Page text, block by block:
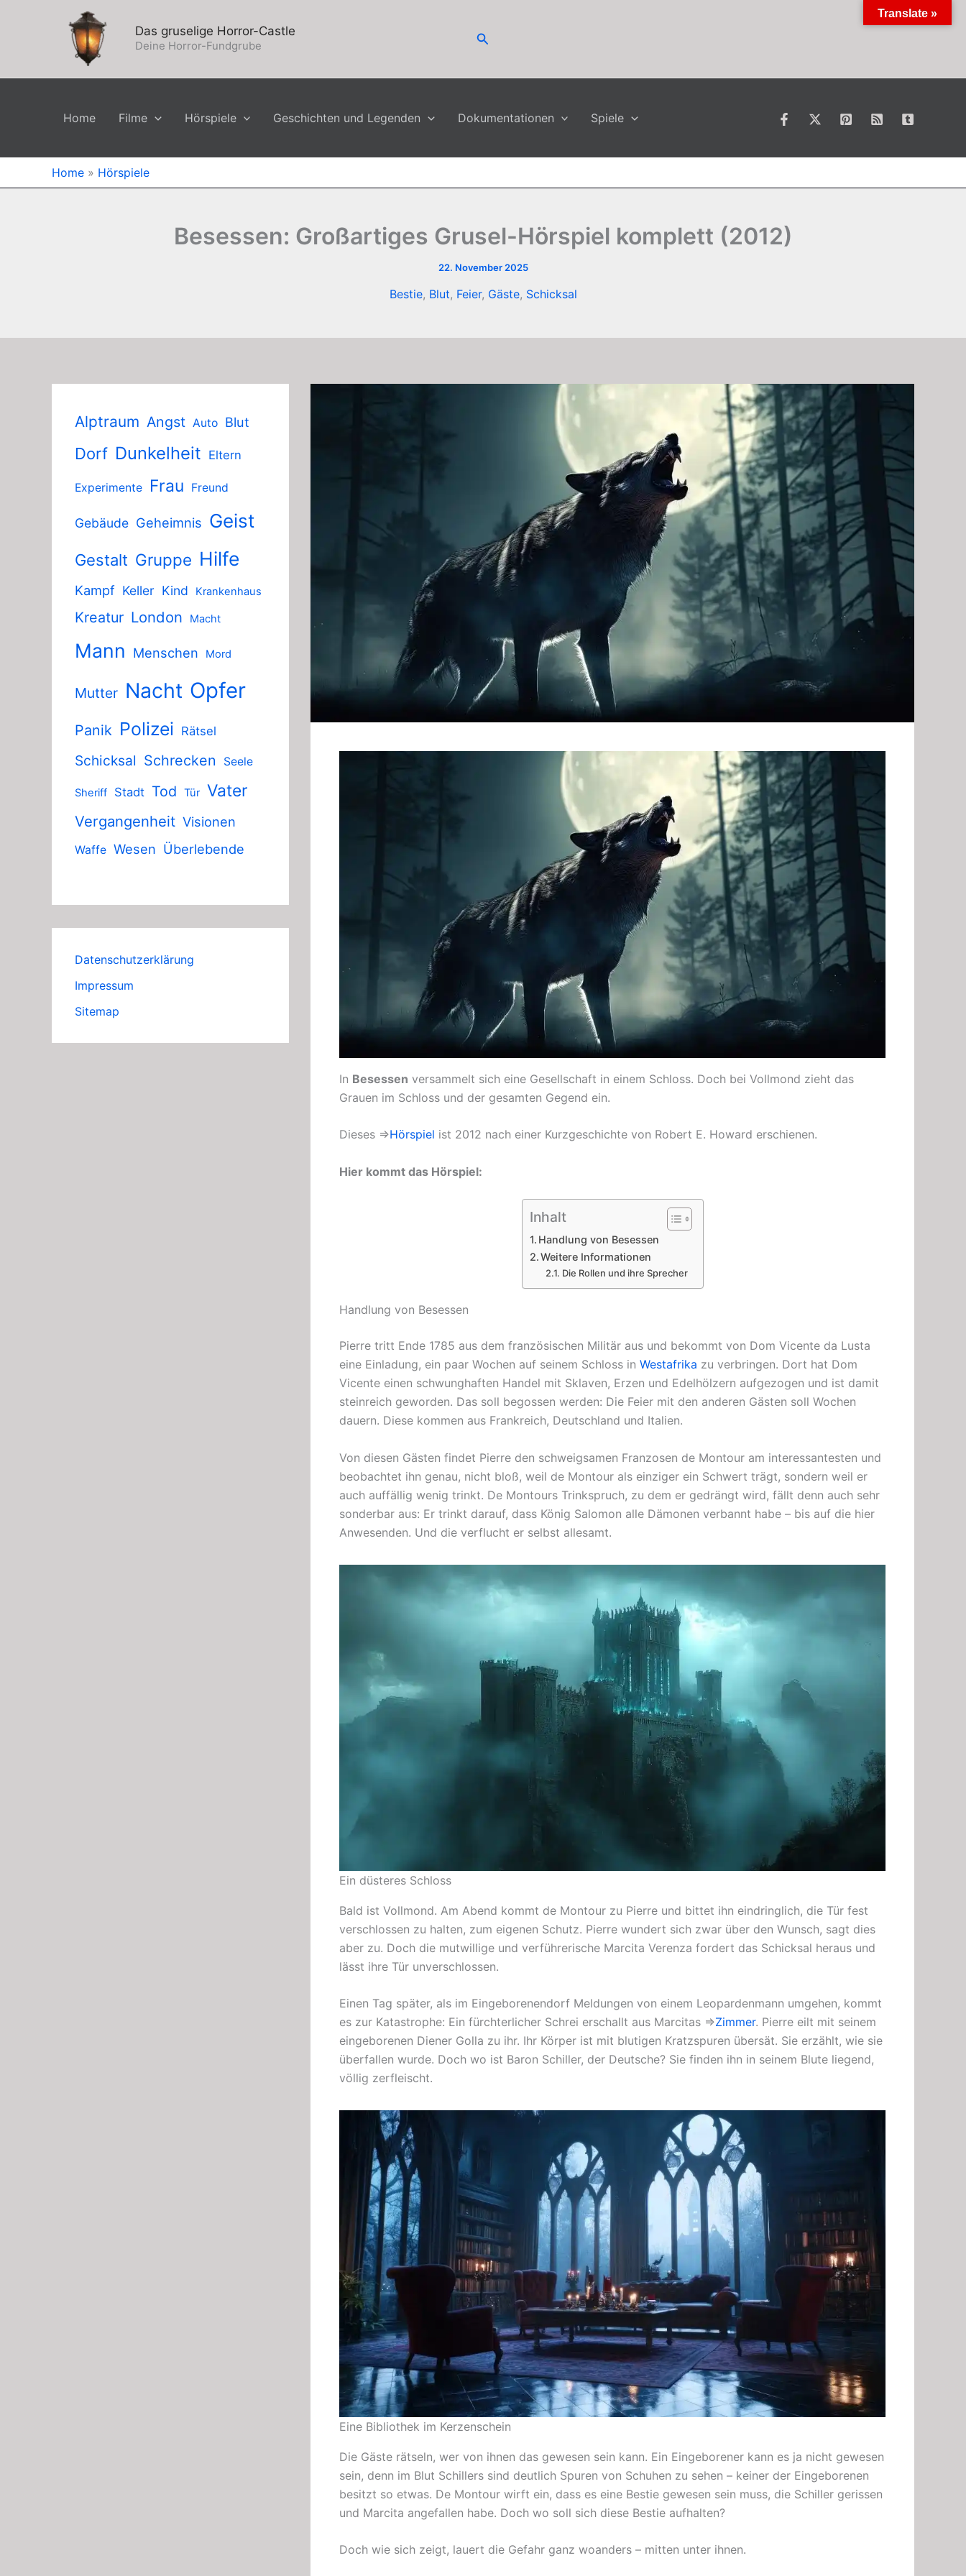
Das gruselige Horror-Castle
Deine Horror-Fundgrube
Suchen
Home Filme Hörspiele Geschichten und Legenden Dokumentationen Spiele
Home » Hörspiele
Besessen: Großartiges Grusel-Hörspiel komplett (2012)
22. November 2025
Bestie, Blut, Feier, Gäste, Schicksal
Alptraum Angst Auto Blut
Dorf Dunkelheit Eltern
Experimente Frau Freund
Gebäude Geheimnis Geist
Gestalt Gruppe Hilfe
Kampf Keller Kind Krankenhaus
Kreatur London Macht
Mann Menschen Mord
Mutter Nacht Opfer
Panik Polizei Rätsel
Schicksal Schrecken Seele
Sheriff Stadt Tod Tür Vater
Vergangenheit Visionen
Waffe Wesen Überlebende
Datenschutzerklärung
Impressum
Sitemap
In Besessen versammelt sich eine Gesellschaft in einem Schloss. Doch bei Vollmond zieht das
Grauen im Schloss und der gesamten Gegend ein.
Dieses ⇒Hörspiel ist 2012 nach einer Kurzgeschichte von Robert E. Howard erschienen.
Hier kommt das Hörspiel:
Inhalt
Handlung von Besessen
Weitere Informationen
Die Rollen und ihre Sprecher
Handlung von Besessen
Pierre tritt Ende 1785 aus dem französischen Militär aus und bekommt von Dom Vicente da Lusta
eine Einladung, ein paar Wochen auf seinem Schloss in Westafrika zu verbringen. Dort hat Dom
Vicente einen schwunghaften Handel mit Sklaven, Erzen und Edelhölzern aufgezogen und ist damit
steinreich geworden. Das soll begossen werden: Die Feier mit den anderen Gästen soll Wochen
dauern. Diese kommen aus Frankreich, Deutschland und Italien.
Von diesen Gästen findet Pierre den schweigsamen Franzosen de Montour am interessantesten und
beobachtet ihn genau, nicht bloß, weil de Montour als einziger ein Schwert trägt, sondern weil er
auch auffällig wenig trinkt. De Montours Trinkspruch, zu dem er gedrängt wird, fällt denn auch sehr
sonderbar aus: Er trinkt darauf, dass König Salomon alle Dämonen verbannt habe – bis auf die hier
Anwesenden. Und die verflucht er selbst allesamt.
Ein düsteres Schloss
Bald ist Vollmond. Am Abend kommt de Montour zu Pierre und bittet ihn eindringlich, die Tür fest
verschlossen zu halten, zum eigenen Schutz. Pierre wundert sich zwar über den Wunsch, sagt dies
aber zu. Doch die mutwillige und verführerische Marcita Verenza fordert das Schicksal heraus und
lässt ihre Tür unverschlossen.
Einen Tag später, als im Eingeborenendorf Meldungen von einem Leopardenmann umgehen, kommt
es zur Katastrophe: Ein fürchterlicher Schrei erschallt aus Marcitas ⇒Zimmer. Pierre eilt mit seinem
eingeborenen Diener Golla zu ihr. Ihr Körper ist mit blutigen Kratzspuren übersät. Sie erzählt, wie sie
überfallen wurde. Doch wo ist Baron Schiller, der Deutsche? Sie finden ihn in seinem Blute liegend,
völlig zerfleischt.
Eine Bibliothek im Kerzenschein
Die Gäste rätseln, wer von ihnen das gewesen sein kann. Ein Eingeborener kann es ja nicht gewesen
sein, denn im Blut Schillers sind deutlich Spuren von Schuhen zu sehen – keiner der Eingeborenen
besitzt so etwas. De Montour wirft ein, dass es eine Bestie gewesen sein muss, die Schiller gerissen
und Marcita angefallen habe. Doch wo soll sich diese Bestie aufhalten?
Doch wie sich zeigt, lauert die Gefahr ganz woanders – mitten unter ihnen.
Translate »